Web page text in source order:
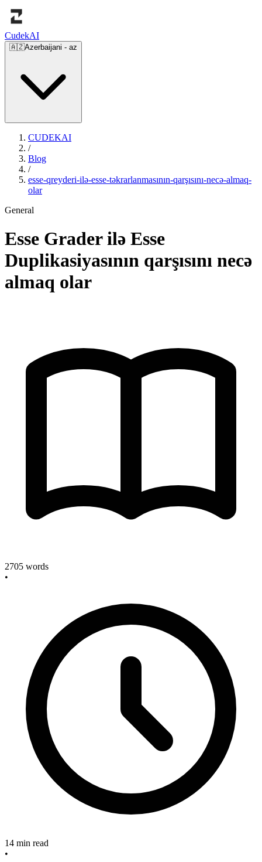
CudekAI
🇦🇿Azerbaijani - az
CUDEKAI
/
Blog
/
esse-qreyderi-ilə-esse-təkrarlanmasının-qarşısını-necə-almaq-
olar
General
Esse Grader ilə Esse
Duplikasiyasının qarşısını necə
almaq olar
2705 words
•
14 min read
•